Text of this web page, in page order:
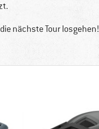
nächste Tour losgehen!